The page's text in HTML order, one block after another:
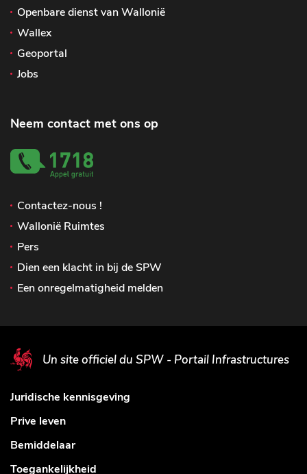
Openbare dienst van Wallonië
Wallex
Geoportal
Jobs
Neem contact met ons op
Contactez-nous !
Wallonië Ruimtes
Pers
Dien een klacht in bij de SPW
Een onregelmatigheid melden
Un site officiel du SPW - Portail Infrastructures
Juridische kennisgeving
Prive leven
Bemiddelaar
Toegankelijkheid